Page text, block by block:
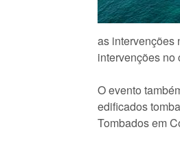
as intervenções
intervenções no
O evento
edificados
Tombados em